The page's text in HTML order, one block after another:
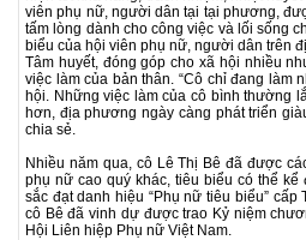
viên phụ nữ, người dân tại tại phương,
tấm lòng dành cho công việc và lối sống
biểu của hội viên phụ nữ, người dân trên
Tâm huyết, đóng góp cho xã hội nhiều
việc làm của bản thân. “Cô chỉ đang làm
hội. Những việc làm của cô bình thường
hơn, địa phương ngày càng phát triển
chia sẻ.
Nhiều năm qua, cô Lê Thị Bê đã được
phụ nữ cao quý khác, tiêu biểu có thể kể
sắc đạt danh hiệu “Phụ nữ tiêu biểu”
cô Bê đã vinh dự được trao Kỷ niệm
Hội Liên hiệp Phụ nữ Việt Nam.